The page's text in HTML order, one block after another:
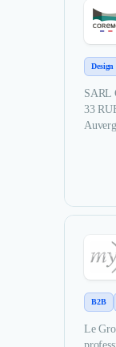
Design
SARL
33
B2B
Le